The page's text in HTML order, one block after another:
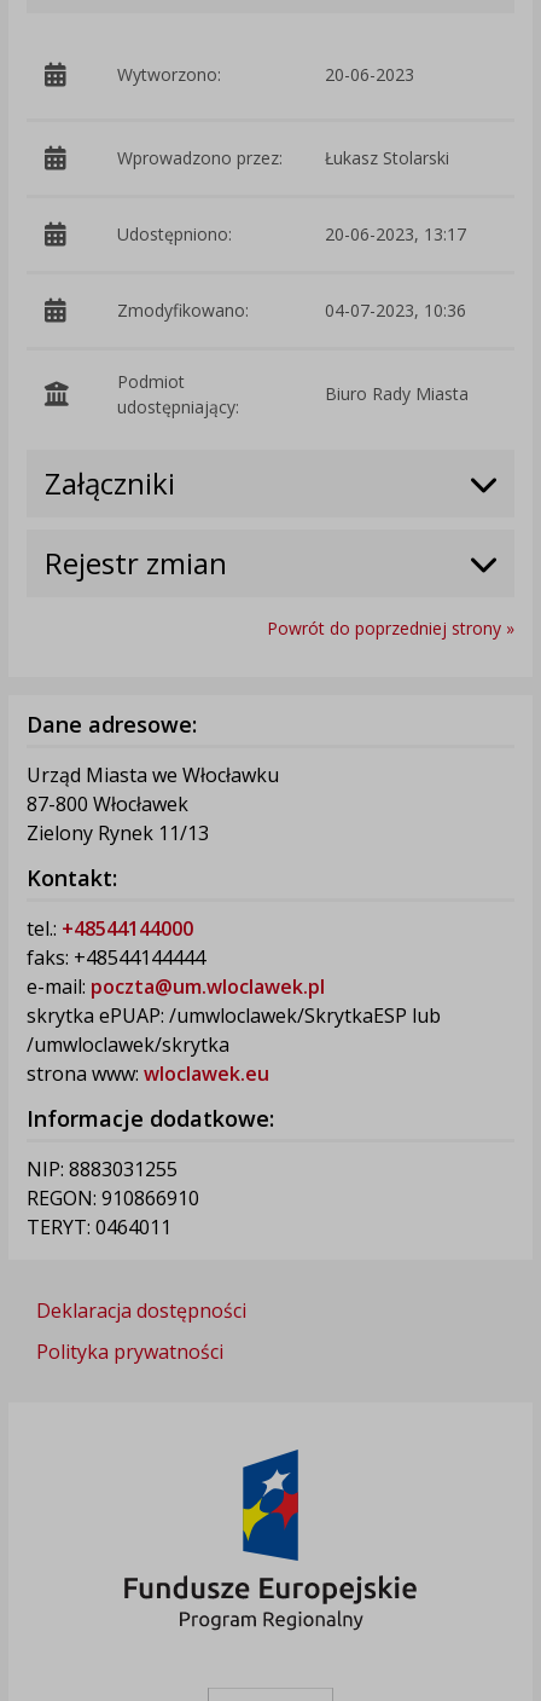
Wytworzono: 20-06-2023
Wprowadzono przez: Łukasz Stolarski
Udostępniono: 20-06-2023, 13:17
Zmodyfikowano: 04-07-2023, 10:36
Podmiot
udostępniający:
Biuro Rady Miasta
Załączniki
Rejestr zmian
Powrót do poprzedniej strony »
Dane adresowe:
Urząd Miasta we Włocławku
87-800 Włocławek
Zielony Rynek 11/13
Kontakt:
tel.: +48544144000
faks: +48544144444
e-mail: poczta@um.wloclawek.pl
skrytka ePUAP: /umwloclawek/SkrytkaESP lub
/umwloclawek/skrytka
strona www: wloclawek.eu
Informacje dodatkowe:
NIP: 8883031255
REGON: 910866910
TERYT: 0464011
Deklaracja dostępności
Polityka prywatności